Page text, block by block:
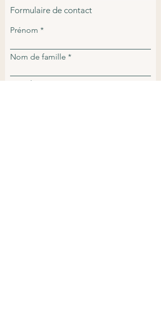
Formulaire de contact
Prénom
Nom de famille
E-mail